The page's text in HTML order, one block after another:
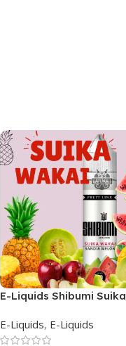
E-Liquids Shibumi Suika
E-Liquids, E-Liquids